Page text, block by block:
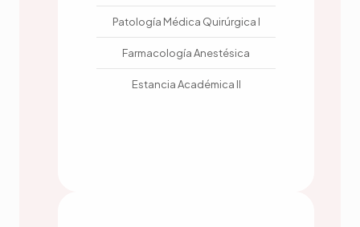
Patología Médica Quirúrgica I
Farmacología Anestésica
Estancia Académica II